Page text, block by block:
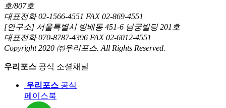
호/807호
대표전화 02-1566-4551 FAX 02-869-4551
[연구소] 서울특별시 방배동 451-6 남궁빌딩 201호
대표전화 070-8787-4396 FAX 02-6012-4551
Copyright 2020 ㈜우리포스. All Rights Reserved.
우리포스 공식 소셜채널
우리포스 공식
페이스북